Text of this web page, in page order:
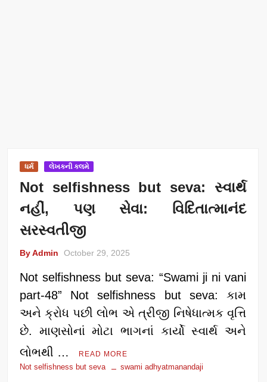
ધર્મ લેખકની કલમે
Not selfishness but seva: સ્વાર્થ
નહીં, પણ સેવા: વિદિતાત્માનંદ
સરસ્વતીજી
By Admin October 29, 2025
Not selfishness but seva: “Swami ji ni vani
part-48” Not selfishness but seva: કામ
અને ક્રોધ પછી લોભ એ ત્રીજી નિષેધાત્મક વૃત્તિ
છે. માણસોનાં મોટા ભાગનાં કાર્યો સ્વાર્થ અને
લોભથી …
READ MORE
Not selfishness but seva swami adhyatmanandaji